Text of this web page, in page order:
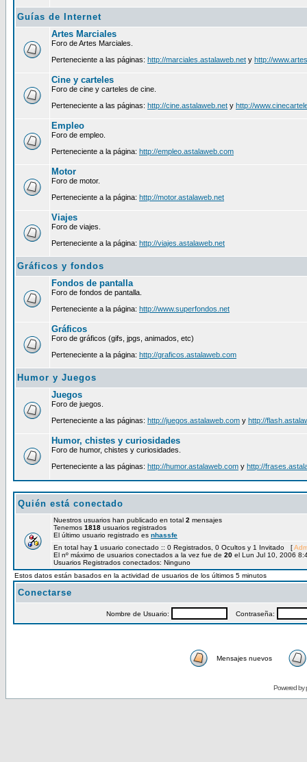
Guías de Internet
Artes Marciales
Foro de Artes Marciales.
Perteneciente a las páginas: http://marciales.astalaweb.net y http://
Cine y carteles
Foro de cine y carteles de cine.
Perteneciente a las páginas: http://cine.astalaweb.net y http://
Empleo
Foro de empleo.
Perteneciente a la página: http://empleo.astalaweb.com
Motor
Foro de motor.
Perteneciente a la página: http://motor.astalaweb.net
Viajes
Foro de viajes.
Perteneciente a la página: http://viajes.astalaweb.net
Gráficos y fondos
Fondos de pantalla
Foro de fondos de pantalla.
Perteneciente a la página: http://www.superfondos.net
Gráficos
Foro de gráficos (gifs, jpgs, animados, etc)
Perteneciente a la página: http://graficos.astalaweb.com
Humor y Juegos
Juegos
Foro de juegos.
Perteneciente a las páginas: http://juegos.astalaweb.com y http://
Humor, chistes y curiosidades
Foro de humor, chistes y curiosidades.
Perteneciente a las páginas: http://humor.astalaweb.com y http://
Quién está conectado
Nuestros usuarios han publicado en total 2 mensajes
Tenemos 1818 usuarios registrados
El último usuario registrado es nhassfe
En total hay 1 usuario conectado :: 0 Registrados, 0 Ocultos y 1 Invitado [
El nº máximo de usuarios conectados a la vez fue de 20 el Lun Jul 10, 2006
Usuarios Registrados conectados: Ninguno
Estos datos están basados en la actividad de usuarios de los últimos 5 minutos
Conectarse
Nombre de Usuario: Contraseña:
Mensajes nuevos
Powered by